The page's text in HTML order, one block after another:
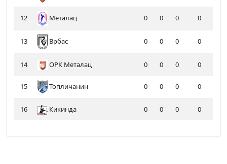
12 Металац 0 0 0 0
13 Врбас 0 0 0 0
14 ОРК Металац 0 0 0 0
15 Топличанин 0 0 0 0
16 Кикинда 0 0 0 0